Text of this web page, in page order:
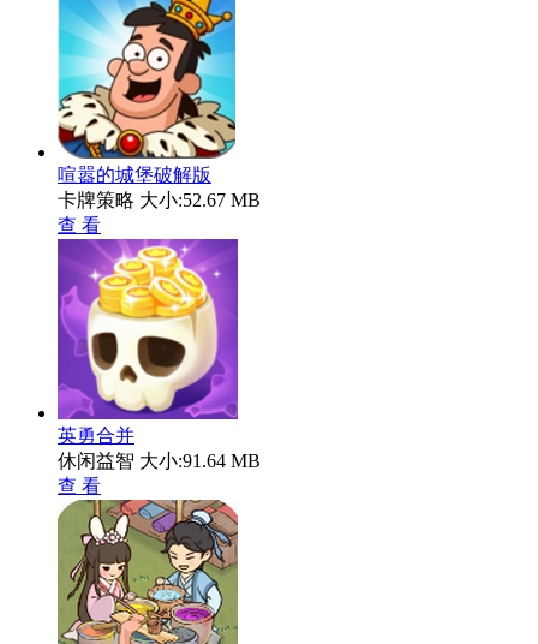
喧嚣的城堡破解版
卡牌策略 大小:52.67 MB
查 看
英勇合并
休闲益智 大小:91.64 MB
查 看